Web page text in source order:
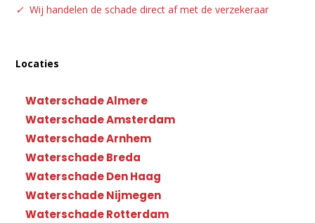
✓ Wij handelen de schade direct af met de verzekeraar
Locaties
Waterschade Almere
Waterschade Amsterdam
Waterschade Arnhem
Waterschade Breda
Waterschade Den Haag
Waterschade Nijmegen
Waterschade Rotterdam